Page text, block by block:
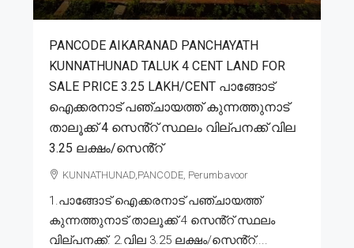
PANCODE AIKARANAD PANCHAYATH
KUNNATHUNAD TALUK 4 CENT LAND FOR
SALE PRICE 3.25 LAKH/CENT പാങ്ങോട്
ഐക്കരനാട് പഞ്ചായത്ത് കുന്നത്തുനാട്
താലൂക്ക് 4 സെൻ്റ് സ്ഥലം വില്പനക്ക് വില
3.25 ലക്ഷം/സെൻ്റ്
KUNNATHUNAD,PANCODE, Perumbavoor
1.പാങ്ങോട് ഐക്കരനാട് പഞ്ചായത്ത്
കുന്നത്തുനാട് താലൂക്ക് 4 സെൻ്റ് സ്ഥലം
വില്പനക്ക്. 2.വില 3.25 ലക്ഷം/സെൻ്റ്....